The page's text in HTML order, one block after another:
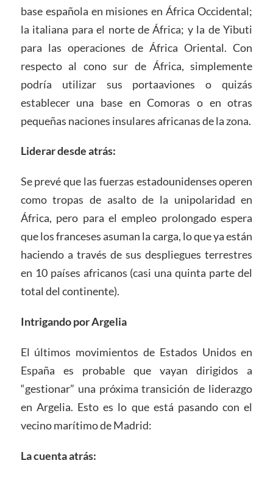
base española en misiones en África Occidental;
la italiana para el norte de África; y la de Yibuti
para las operaciones de África Oriental. Con
respecto al cono sur de África, simplemente
podría utilizar sus portaaviones o quizás
establecer una base en Comoras o en otras
pequeñas naciones insulares africanas de la zona.
Liderar desde atrás:
Se prevé que las fuerzas estadounidenses operen
como tropas de asalto de la unipolaridad en
África, pero para el empleo prolongado espera
que los franceses asuman la carga, lo que ya están
haciendo a través de sus despliegues terrestres
en 10 países africanos (casi una quinta parte del
total del continente).
Intrigando por Argelia
El últimos movimientos de Estados Unidos en
España es probable que vayan dirigidos a
“gestionar” una próxima transición de liderazgo
en Argelia. Esto es lo que está pasando con el
vecino marítimo de Madrid:
La cuenta atrás: